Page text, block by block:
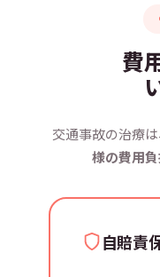
費
交通事故の治療
様の費用
自賠責